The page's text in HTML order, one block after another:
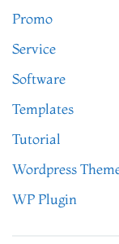
Promo
Service
Software
Templates
Tutorial
Wordpress
WP Plugin